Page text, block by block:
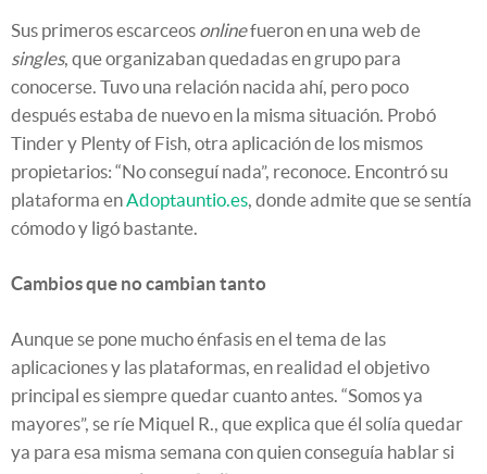
Sus primeros escarceos onlinefueron en una web de
singles, que organizaban quedadas en grupo para
conocerse. Tuvo una relación nacida ahí, pero poco
después estaba de nuevo en la misma situación. Probó
Tinder y Plenty of Fish, otra aplicación de los mismos
propietarios: “No conseguí nada”, reconoce. Encontró su
plataforma enAdoptauntio.es, donde admite que se sentía
cómodo y ligó bastante.
Cambios que no cambian tanto
Aunque se pone mucho énfasis en el tema de las
aplicaciones y las plataformas, en realidad el objetivo
principal es siempre quedar cuanto antes. “Somos ya
mayores”, se ríe Miquel R., que explica que él solía quedar
ya para esa misma semana con quien conseguía hablar si